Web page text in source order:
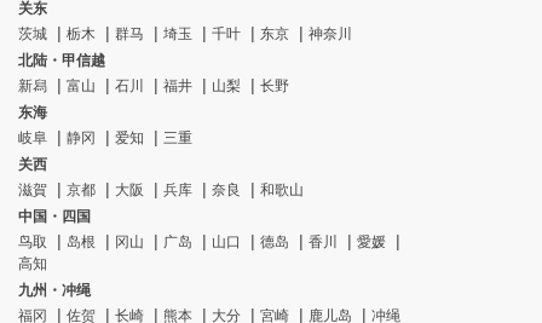
关东
茨城
栃木 群马 埼玉 千叶 东京
神奈川
北陆・甲信越
新舄
富山 石川 福井 山梨
长野
东海
岐阜
静冈 爱知
三重
关西
滋賀
京都 大阪 兵库 奈良
和歌山
中国・四国
鸟取
岛根 冈山 广岛 山口 德岛 香川
愛媛
高知
九州・冲绳
福冈
佐贺 长崎 熊本 大分 宮崎 鹿儿岛 冲绳